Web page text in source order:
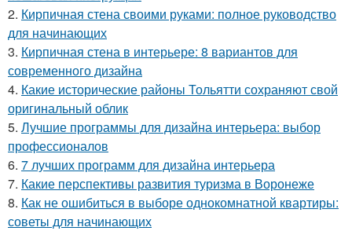
2. Кирпичная стена своими руками: полное руководство
для начинающих
3. Кирпичная стена в интерьере: 8 вариантов для
современного дизайна
4. Какие исторические районы Тольятти сохраняют свой
оригинальный облик
5. Лучшие программы для дизайна интерьера: выбор
профессионалов
6. 7 лучших программ для дизайна интерьера
7. Какие перспективы развития туризма в Воронеже
8. Как не ошибиться в выборе однокомнатной квартиры:
советы для начинающих